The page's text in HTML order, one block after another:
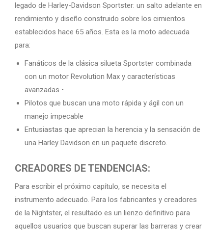
legado de Harley-Davidson Sportster: un salto adelante en
rendimiento y diseño construido sobre los cimientos
establecidos hace 65 años. Esta es la moto adecuada
para:
Fanáticos de la clásica silueta Sportster combinada
con un motor Revolution Max y características
avanzadas •
Pilotos que buscan una moto rápida y ágil con un
manejo impecable
Entusiastas que aprecian la herencia y la sensación de
una Harley Davidson en un paquete discreto.
CREADORES DE TENDENCIAS:
Para escribir el próximo capítulo, se necesita el
instrumento adecuado. Para los fabricantes y creadores
de la Nightster, el resultado es un lienzo definitivo para
aquellos usuarios que buscan superar las barreras y crear